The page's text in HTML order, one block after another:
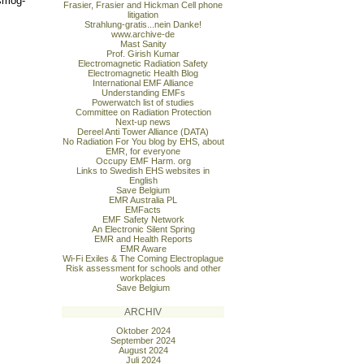
Frasier, Frasier and Hickman Cell phone
litigation
Strahlung-gratis...nein Danke!
www.archive-de
Mast Sanity
Prof. Girish Kumar
Electromagnetic Radiation Safety
Electromagnetic Health Blog
International EMF Alliance
Understanding EMFs
Powerwatch list of studies
Committee on Radiation Protection
Next-up news
Dereel Anti Tower Alliance (DATA)
No Radiation For You blog by EHS, about
EMR, for everyone
Occupy EMF Harm. org
Links to Swedish EHS websites in
English
Save Belgium
EMR Australia PL
EMFacts
EMF Safety Network
An Electronic Silent Spring
EMR and Health Reports
EMR Aware
Wi-Fi Exiles & The Coming Electroplague
Risk assessment for schools and other
workplaces
Save Belgium
ARCHIV
Oktober 2024
September 2024
August 2024
Juli 2024